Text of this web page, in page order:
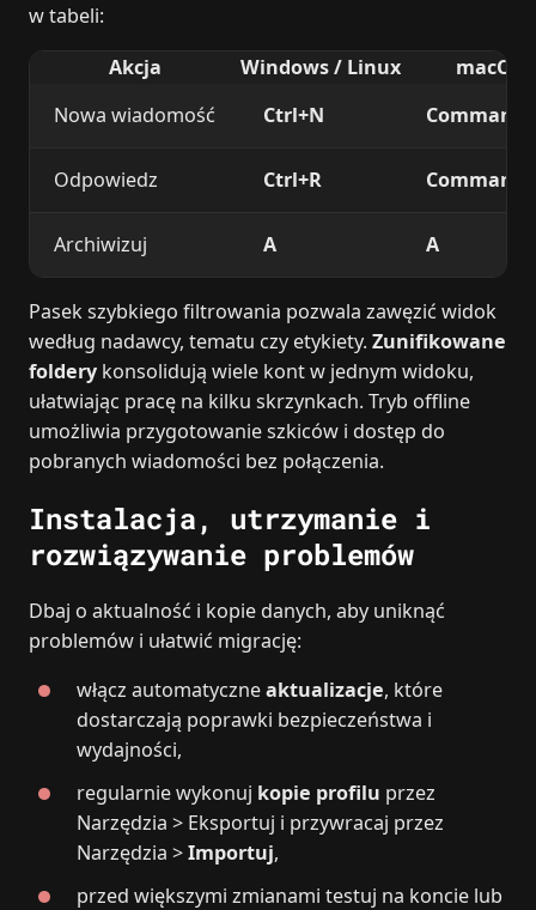
w tabeli:
Akcja
Windows / Linux
macOS
Nowa wiadomość
Ctrl+N
Odpowiedz Ctrl+R
Archiwizuj A A
Pasek szybkiego filtrowania pozwala zawęzić widok
według nadawcy, tematu czy etykiety. Zunifikowane
foldery konsolidują wiele kont w jednym widoku,
ułatwiając pracę na kilku skrzynkach. Tryb offline
umożliwia przygotowanie szkiców i dostęp do
pobranych wiadomości bez połączenia.
Instalacja, utrzymanie i
rozwiązywanie problemów
Dbaj o aktualność i kopie danych, aby uniknąć
problemów i ułatwić migrację:
włącz automatyczneaktualizacje, które
dostarczają poprawki bezpieczeństwa i
wydajności,
regularnie wykonuj kopie profilu przez
Narzędzia > Eksportuj i przywracaj przez
Narzędzia >Importuj,
przed większymi zmianami testuj na koncie lub